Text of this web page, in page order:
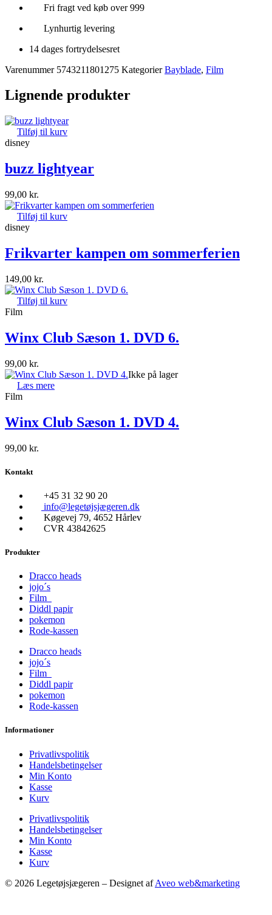
Fri fragt ved køb over 999
Lynhurtig levering
14 dages fortrydelsesret
Varenummer 5743211801275 Kategorier Bayblade, Film
Lignende produkter
Tilføj til kurv
disney
buzz lightyear
99,00 kr.
Tilføj til kurv
disney
Frikvarter kampen om sommerferien
149,00 kr.
Tilføj til kurv
Film
Winx Club Sæson 1. DVD 6.
99,00 kr.
Ikke på lager
Læs mere
Film
Winx Club Sæson 1. DVD 4.
99,00 kr.
Kontakt
+45 31 32 90 20
info@legetøjsjægeren.dk
Køgevej 79, 4652 Hårlev
CVR 43842625
Produkter
Dracco heads
jojo´s
Film
Diddl papir
pokemon
Rode-kassen
Dracco heads
jojo´s
Film
Diddl papir
pokemon
Rode-kassen
Informationer
Privatlivspolitik
Handelsbetingelser
Min Konto
Kasse
Kurv
Privatlivspolitik
Handelsbetingelser
Min Konto
Kasse
Kurv
© 2026 Legetøjsjægeren – Designet afAveo web&marketing